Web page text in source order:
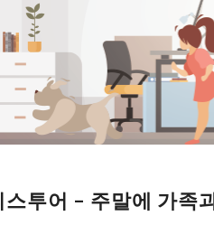
스투어 – 주말에 가족